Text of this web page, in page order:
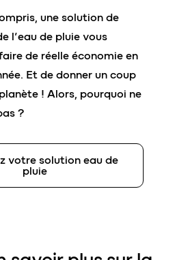
une solution de
l’eau de pluie vous
de réelle économie en
Et de donner un coup
! Alors, pourquoi ne
?
votre solution eau de
pluie